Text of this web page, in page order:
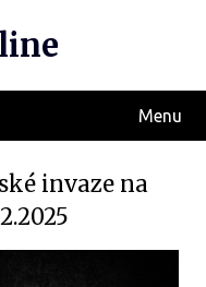
Menu
invaze na